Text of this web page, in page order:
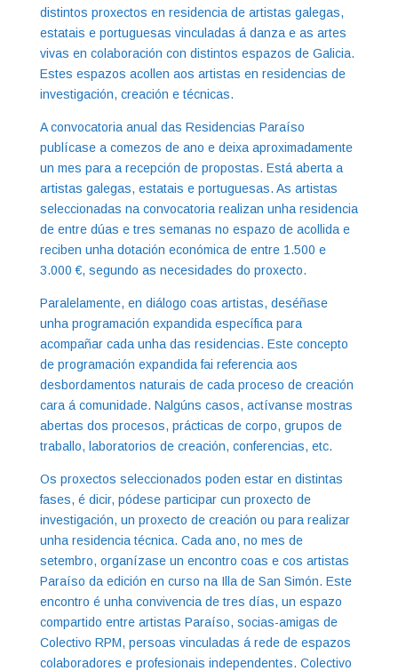
distintos proxectos en residencia de artistas galegas,
estatais e portuguesas vinculadas á danza e as artes
vivas en colaboración con distintos espazos de Galicia.
Estes espazos acollen aos artistas en residencias de
investigación, creación e técnicas.
A convocatoria anual das Residencias Paraíso
publícase a comezos de ano e deixa aproximadamente
un mes para a recepción de propostas. Está aberta a
artistas galegas, estatais e portuguesas. As artistas
seleccionadas na convocatoria realizan unha residencia
de entre dúas e tres semanas no espazo de acollida e
reciben unha dotación económica de entre 1.500 e
3.000 €, segundo as necesidades do proxecto.
Paralelamente, en diálogo coas artistas, deséñase
unha programación expandida específica para
acompañar cada unha das residencias. Este concepto
de programación expandida fai referencia aos
desbordamentos naturais de cada proceso de creación
cara á comunidade. Nalgúns casos, actívanse mostras
abertas dos procesos, prácticas de corpo, grupos de
traballo, laboratorios de creación, conferencias, etc.
Os proxectos seleccionados poden estar en distintas
fases, é dicir, pódese participar cun proxecto de
investigación, un proxecto de creación ou para realizar
unha residencia técnica. Cada ano, no mes de
setembro, organízase un encontro coas e cos artistas
Paraíso da edición en curso na Illa de San Simón. Este
encontro é unha convivencia de tres días, un espazo
compartido entre artistas Paraíso, socias-amigas de
Colectivo RPM, persoas vinculadas á rede de espazos
colaboradores e profesionais independentes. Colectivo